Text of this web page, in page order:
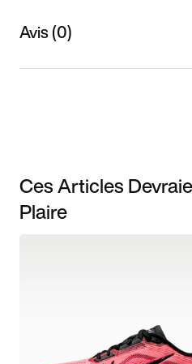
Avis (0)
Ces Articles
Plaire